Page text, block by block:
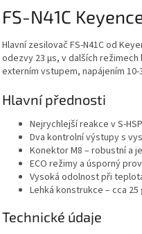
FS-N41C
Hlavní zesilovač FS-N41C od
odezvy 23 µs, v dalších režimech
externím vstupem, napájením
Hlavní přednosti
Nejrychlejší reakce v S-
Dva kontrolní výstupy s
Konektor M8 – robustní a
ECO režimy a úsporný
Vysoká odolnost při
Lehká konstrukce – cca
Technické údaje